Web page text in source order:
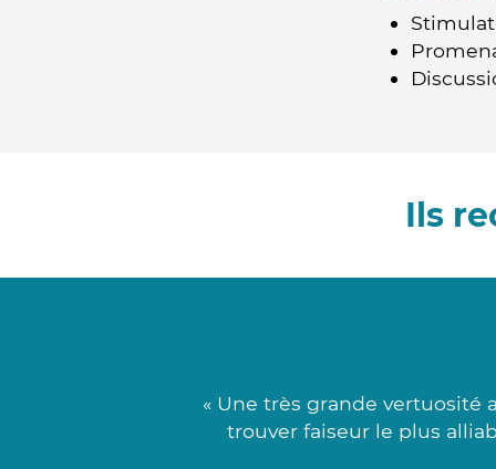
Ils
« Une très grande vertuosité
trouver faiseur le plus